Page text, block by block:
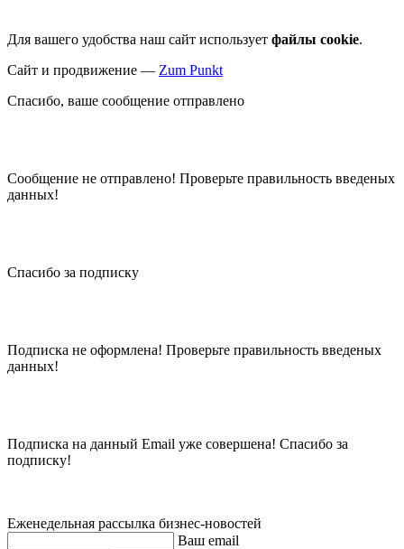
Для вашего удобства наш сайт использует файлы cookie.
Сайт и продвижение — Zum Punkt
Спасибо, ваше сообщение отправлено
Сообщение не отправлено! Проверьте правильность введеных
данных!
Спасибо за подписку
Подписка не оформлена! Проверьте правильность введеных
данных!
Подписка на данный Email уже совершена! Спасибо за
подписку!
Еженедельная рассылка бизнес-новостей
Ваш email